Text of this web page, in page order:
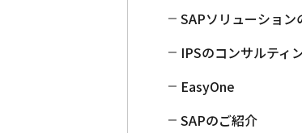
SAPソリューショ
IPSのコンサルティ
EasyOne
SAPのご紹介